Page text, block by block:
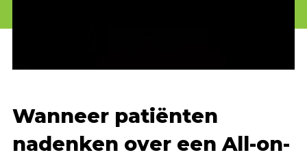
Wanneer patiënten
nadenken over een All-on-